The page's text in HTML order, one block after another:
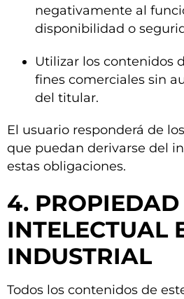
negativamente al
disponibilidad o
Utilizar los contenidos
fines comerciales sin
del titular.
El usuario responderá de
que puedan derivarse del
estas obligaciones.
4. PROPIEDAD
INTELECTUAL
INDUSTRIAL
Todos los contenidos de